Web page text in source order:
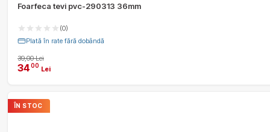
Foarfeca tevi pvc-290313 36mm
(0)
Plată în rate fără dobândă
39,00 Lei
3400 Lei
ÎN STOC